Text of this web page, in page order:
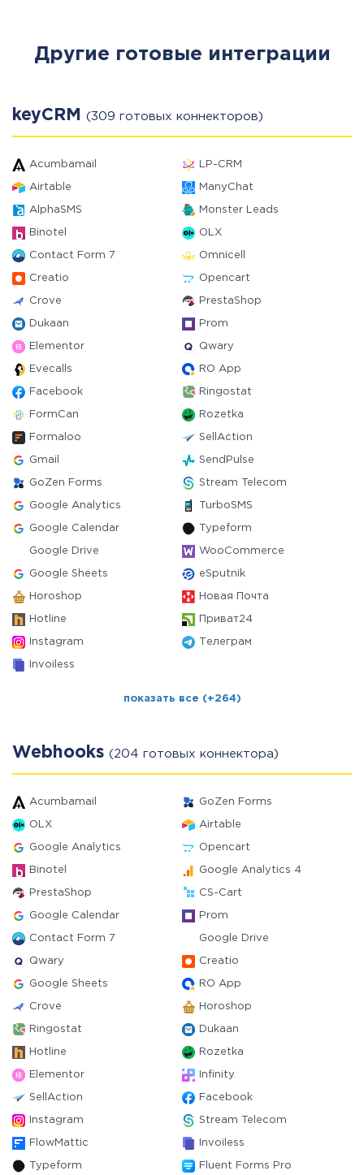
Другие готовые интеграции
keyCRM (309 готовых коннекторов)
Acumbamail LP-CRM
Airtable ManyChat
AlphaSMS Monster Leads
Binotel OLX
Contact Form 7 Omnicell
Creatio Opencart
Crove PrestaShop
Dukaan Prom
Elementor Qwary
Evecalls RO App
Facebook Ringostat
FormCan Rozetka
Formaloo SellAction
Gmail SendPulse
GoZen Forms Stream Telecom
Google Analytics TurboSMS
Google Calendar Typeform
Google Drive WooCommerce
Google Sheets eSputnik
Horoshop Новая Почта
Hotline Приват24
Instagram Телеграм
Invoiless
показать все (+264)
Webhooks (204 готовых коннектора)
Acumbamail GoZen Forms
OLX Airtable
Google Analytics Opencart
Binotel Google Analytics 4
PrestaShop CS-Cart
Google Calendar Prom
Contact Form 7 Google Drive
Qwary Creatio
Google Sheets RO App
Crove Horoshop
Ringostat Dukaan
Hotline Rozetka
Elementor Infinity
SellAction Facebook
Instagram Stream Telecom
FlowMattic Invoiless
Typeform Fluent Forms Pro